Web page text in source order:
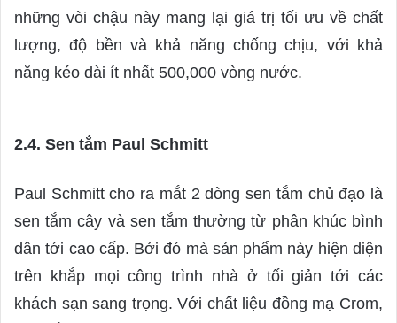
những vòi chậu này mang lại giá trị tối ưu về chất
lượng, độ bền và khả năng chống chịu, với khả
năng kéo dài ít nhất 500,000 vòng nước.
2.4. Sen tắm Paul Schmitt
Paul Schmitt cho ra mắt 2 dòng sen tắm chủ đạo là
sen tắm cây và sen tắm thường từ phân khúc bình
dân tới cao cấp. Bởi đó mà sản phẩm này hiện diện
trên khắp mọi công trình nhà ở tối giản tới các
khách sạn sang trọng. Với chất liệu đồng mạ Crom,